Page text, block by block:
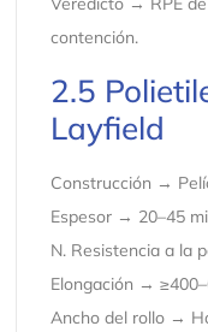
contención.
2.5
Layfield
Construcción →
Espesor → 20–45
N. Resistencia a la
Elongación →
Ancho del rollo →